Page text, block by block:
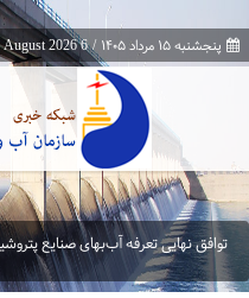
پنجشنبه ۱۵ مرداد ۱۴۰۵ /
6 August 2026
توافق نهایی تعرفه آب‌بهای صنایع